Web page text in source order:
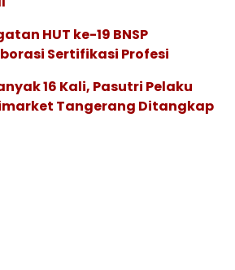
HUT ke-19 BNSP
Sertifikasi Profesi
16 Kali, Pasutri Pelaku
Tangerang Ditangkap